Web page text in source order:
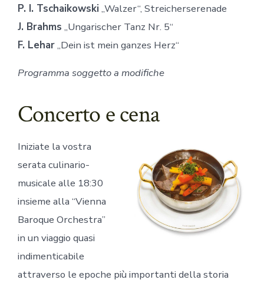
P. I. Tschaikowski „Walzer“, Streicherserenade
J. Brahms „Ungarischer Tanz Nr. 5“
F. Lehar„Dein ist mein ganzes Herz“
Programma soggetto a modifiche
Concerto e cena
Iniziate la vostra
serata culinario-
musicale alle 18:30
insieme alla “Vienna
Baroque Orchestra”
in un viaggio quasi
indimenticabile
attraverso le epoche più importanti della storia